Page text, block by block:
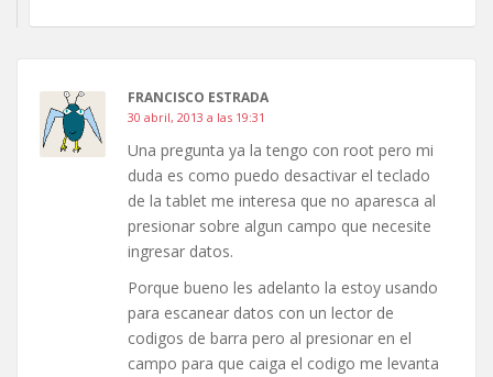
FRANCISCO ESTRADA
30 abril, 2013 a las 19:31
Una pregunta ya la tengo con root pero mi
duda es como puedo desactivar el teclado
de la tablet me interesa que no aparesca al
presionar sobre algun campo que necesite
ingresar datos.
Porque bueno les adelanto la estoy usando
para escanear datos con un lector de
codigos de barra pero al presionar en el
campo para que caiga el codigo me levanta